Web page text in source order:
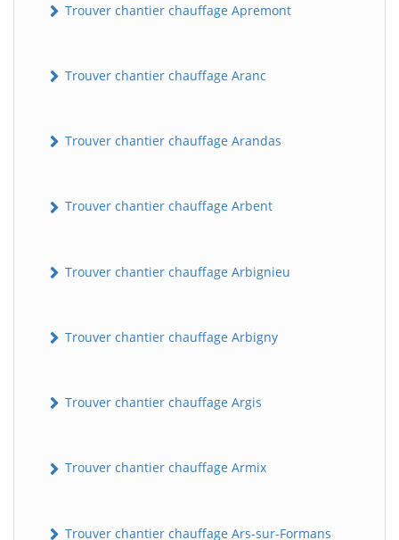
Trouver chantier chauffage Apremont
Trouver chantier chauffage Aranc
Trouver chantier chauffage Arandas
Trouver chantier chauffage Arbent
Trouver chantier chauffage Arbignieu
Trouver chantier chauffage Arbigny
Trouver chantier chauffage Argis
Trouver chantier chauffage Armix
Trouver chantier chauffage Ars-sur-Formans